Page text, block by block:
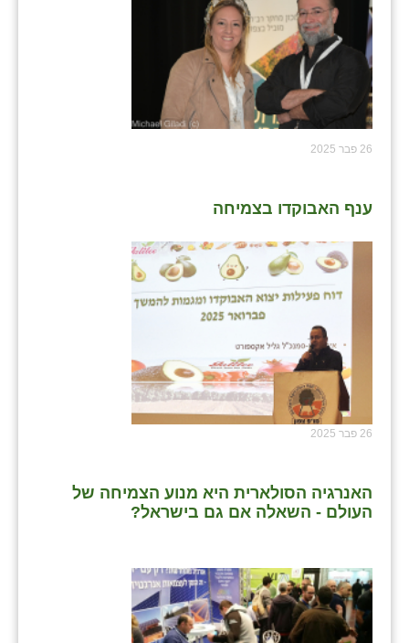
26 פבר 2025
ענף האבוקדו בצמיחה
26 פבר 2025
האנרגיה הסולארית היא מנוע הצמיחה של
העולם - השאלה אם גם בישראל?